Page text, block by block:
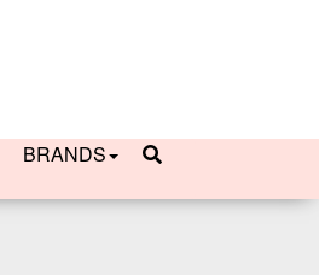
BRANDS